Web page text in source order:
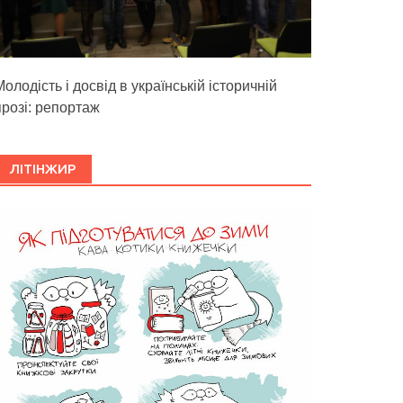
і досвід в українській історичній
репортаж
ЛІТІНЖИР